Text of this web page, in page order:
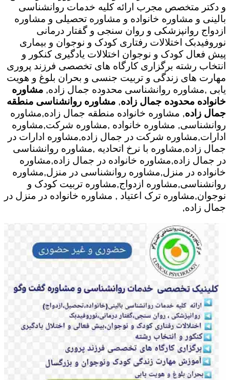
و دکتر متخصص مجرب ارائه کلیه خدمات روانشناسی
بالینی و مشاوره خانواده و مشاوره تحصیلی و مشاوره
ازدواج روانپزشکی و روان سنجی و گفتار درمانی
نوروفیدبک اختلالات رفتاری کودک و نوجوان و بیماری
پیش فعال کودک و نوجوان اختلالات یادگیری کنکور و
انتخاب رشته برگزاری کارگاه های تخصصی فرزند پروری
مهارت های زندگی و تربیت جنسی و بحران بلوغ و هویت
یابی ,مشاوره روانشناسی محدوده جمال زاده, مشاوره
خانواده محدوده جمال زاده, مشاوره روانشناسی منطقه
جمال زاده, مشاوره خانواده منطقه جمال زاده,مشاوره
روانشناسی, مشاوره خانواده ,مشاوره شرکت,مشاوره
ادارات,مشاوره شرکت در جمال زاده,مشاوره ادارات در
جمال زاده,مشاوره با نرخ اتحادیه ,مشاوره روانشناسی
در جمال زاده,مشاوره خانواده در جمال زاده,مشاوره
خانواده در منزل,مشاوره روانشناسی در منزل,مشاوره
روانشناسی,مشاوره ازدواج,مشاوره تربیت کودک و
نوجوان,مشاوره ترک اعتیاد , مشاوره خانواده در منزل در
جمال زاده,